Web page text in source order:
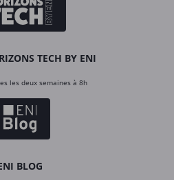
TECH BY ENI
les deux semaines à 8h
BLOG